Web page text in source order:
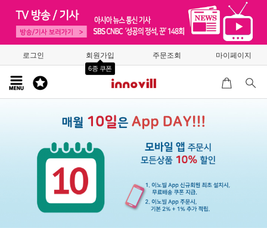
로그인 회원가입
6종 쿠폰
주문조회 마이페이지